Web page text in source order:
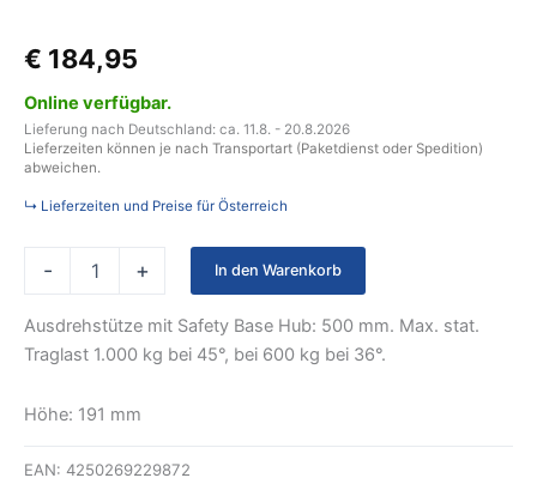
€ 184,95
Online verfügbar.
Lieferung nach Deutschland: ca. 11.8. - 20.8.2026
Lieferzeiten können je nach Transportart (Paketdienst oder Spedition)
abweichen.
↳ Lieferzeiten und Preise für Österreich
- + In den Warenkorb
Ausdrehstütze mit Safety Base Hub: 500 mm. Max. stat.
Traglast 1.000 kg bei 45°, bei 600 kg bei 36°.
Höhe: 191 mm
EAN: 4250269229872